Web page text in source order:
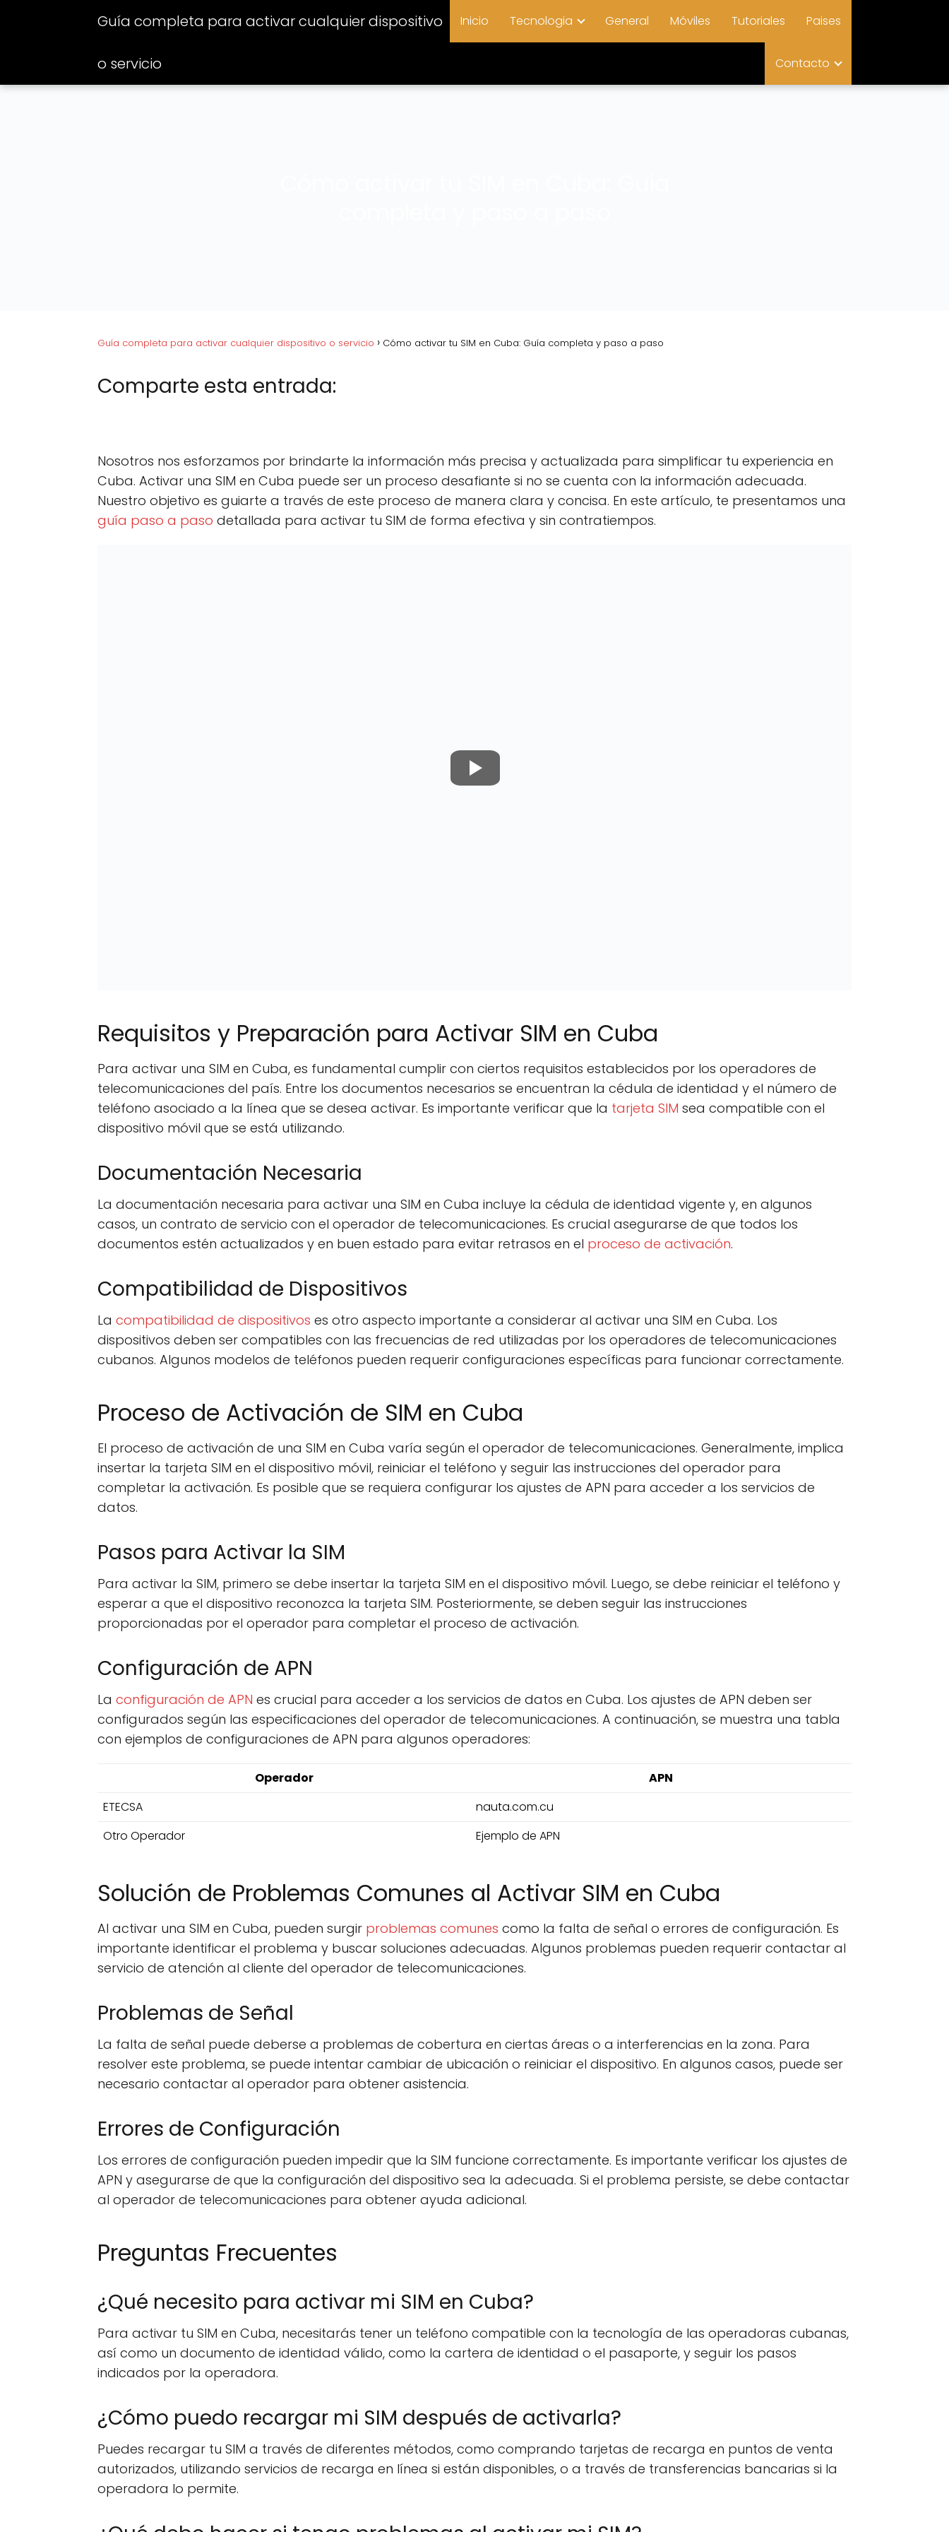
Guía completa para activar cualquier dispositivo
o servicio
Inicio Tecnologia General Móviles Tutoriales Paises
Contacto
Guía completa para activar cualquier dispositivo o servicio Cómo activar tu SIM en Cuba: Guía completa y paso a paso
Comparte esta entrada:
p
a
r
t
i
e
p
a
r
t
i
e
p
a
r
t
i
e
p
a
r
t
i
e
p
a
r
t
i
Nosotros nos esforzamos por brindarte la información más precisa y actualizada para simplificar tu experiencia en
Cuba. Activar una SIM en Cuba puede ser un proceso desafiante si no se cuenta con la información adecuada.
Nuestro objetivo es guiarte a través de este proceso de manera clara y concisa. En este artículo, te presentamos una
guía paso a paso detallada para activar tu SIM de forma efectiva y sin contratiempos.
Requisitos y Preparación para Activar SIM en Cuba
Para activar una SIM en Cuba, es fundamental cumplir con ciertos requisitos establecidos por los operadores de
telecomunicaciones del país. Entre los documentos necesarios se encuentran la cédula de identidad y el número de
teléfono asociado a la línea que se desea activar. Es importante verificar que la tarjeta SIM sea compatible con el
dispositivo móvil que se está utilizando.
Documentación Necesaria
La documentación necesaria para activar una SIM en Cuba incluye la cédula de identidad vigente y, en algunos
casos, un contrato de servicio con el operador de telecomunicaciones. Es crucial asegurarse de que todos los
documentos estén actualizados y en buen estado para evitar retrasos en el proceso de activación.
Compatibilidad de Dispositivos
La compatibilidad de dispositivos es otro aspecto importante a considerar al activar una SIM en Cuba. Los
dispositivos deben ser compatibles con las frecuencias de red utilizadas por los operadores de telecomunicaciones
cubanos. Algunos modelos de teléfonos pueden requerir configuraciones específicas para funcionar correctamente.
Proceso de Activación de SIM en Cuba
El proceso de activación de una SIM en Cuba varía según el operador de telecomunicaciones. Generalmente, implica
insertar la tarjeta SIM en el dispositivo móvil, reiniciar el teléfono y seguir las instrucciones del operador para
completar la activación. Es posible que se requiera configurar los ajustes de APN para acceder a los servicios de
datos.
Pasos para Activar la SIM
Para activar la SIM, primero se debe insertar la tarjeta SIM en el dispositivo móvil. Luego, se debe reiniciar el teléfono y
esperar a que el dispositivo reconozca la tarjeta SIM. Posteriormente, se deben seguir las instrucciones
proporcionadas por el operador para completar el proceso de activación.
Configuración de APN
La configuración de APN es crucial para acceder a los servicios de datos en Cuba. Los ajustes de APN deben ser
configurados según las especificaciones del operador de telecomunicaciones. A continuación, se muestra una tabla
con ejemplos de configuraciones de APN para algunos operadores:
Operador
APN
ETECSA
nauta.com.cu
Otro Operador
Ejemplo de APN
Solución de Problemas Comunes al Activar SIM en Cuba
Al activar una SIM en Cuba, pueden surgir problemas comunes como la falta de señal o errores de configuración. Es
importante identificar el problema y buscar soluciones adecuadas. Algunos problemas pueden requerir contactar al
servicio de atención al cliente del operador de telecomunicaciones.
Problemas de Señal
La falta de señal puede deberse a problemas de cobertura en ciertas áreas o a interferencias en la zona. Para
resolver este problema, se puede intentar cambiar de ubicación o reiniciar el dispositivo. En algunos casos, puede ser
necesario contactar al operador para obtener asistencia.
Errores de Configuración
Los errores de configuración pueden impedir que la SIM funcione correctamente. Es importante verificar los ajustes de
APN y asegurarse de que la configuración del dispositivo sea la adecuada. Si el problema persiste, se debe contactar
al operador de telecomunicaciones para obtener ayuda adicional.
Preguntas Frecuentes
¿Qué necesito para activar mi SIM en Cuba?
Para activar tu SIM en Cuba, necesitarás tener un teléfono compatible con la tecnología de las operadoras cubanas,
así como un documento de identidad válido, como la cartera de identidad o el pasaporte, y seguir los pasos
indicados por la operadora.
¿Cómo puedo recargar mi SIM después de activarla?
Puedes recargar tu SIM a través de diferentes métodos, como comprando tarjetas de recarga en puntos de venta
autorizados, utilizando servicios de recarga en línea si están disponibles, o a través de transferencias bancarias si la
operadora lo permite.